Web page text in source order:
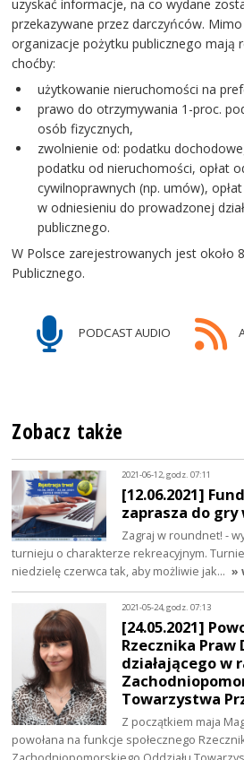
uzyskać informacje, na co wydane
przekazywane przez darczyńców.
organizacje pożytku publicznego mają
choćby:
użytkowanie nieruchomości na
prawo do otrzymywania 1-proc.
osób fizycznych,
zwolnienie od: podatku
podatku od nieruchomości, opłat
cywilnoprawnych (np. umów),
w odniesieniu do prowadzonej
publicznego.
W Polsce zarejestrowanych jest około
Publicznego.
PODCAST AUDIO
Zobacz także
2021-06-12, godz. 07:11
[12.06.2021]
zaprasza do gry
Zagraj w roundnet! -
turnieju o charakterze rekreacyjnym.
niedzielę czerwca tak, aby możliwie jak… »
2021-05-24, godz. 07:13
[24.05.2021]
Rzecznika Praw
działającego w
Towarzystwa
Z początkiem maja
powołana na funkcje społecznego